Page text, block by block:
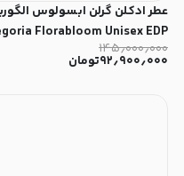
عطر ادکلن گرلن ابسولوس
Florabloom Unisex EDP
۱۴۵٫۰۰۰٫۰۰۰
۹۲٫۹۰۰٫۰۰۰تومان